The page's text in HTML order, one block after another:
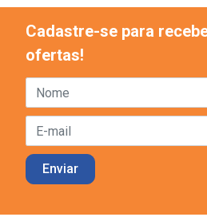
Cadastre-se para
ofertas!